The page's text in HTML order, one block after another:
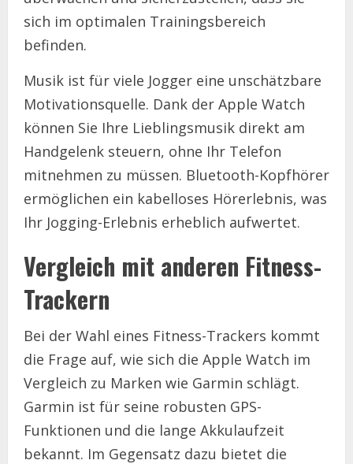
sich im optimalen Trainingsbereich
befinden.
Musik ist für viele Jogger eine unschätzbare
Motivationsquelle. Dank der Apple Watch
können Sie Ihre Lieblingsmusik direkt am
Handgelenk steuern, ohne Ihr Telefon
mitnehmen zu müssen. Bluetooth-Kopfhörer
ermöglichen ein kabelloses Hörerlebnis, was
Ihr Jogging-Erlebnis erheblich aufwertet.
Vergleich mit anderen Fitness-
Trackern
Bei der Wahl eines Fitness-Trackers kommt
die Frage auf, wie sich die Apple Watch im
Vergleich zu Marken wie Garmin schlägt.
Garmin ist für seine robusten GPS-
Funktionen und die lange Akkulaufzeit
bekannt. Im Gegensatz dazu bietet die